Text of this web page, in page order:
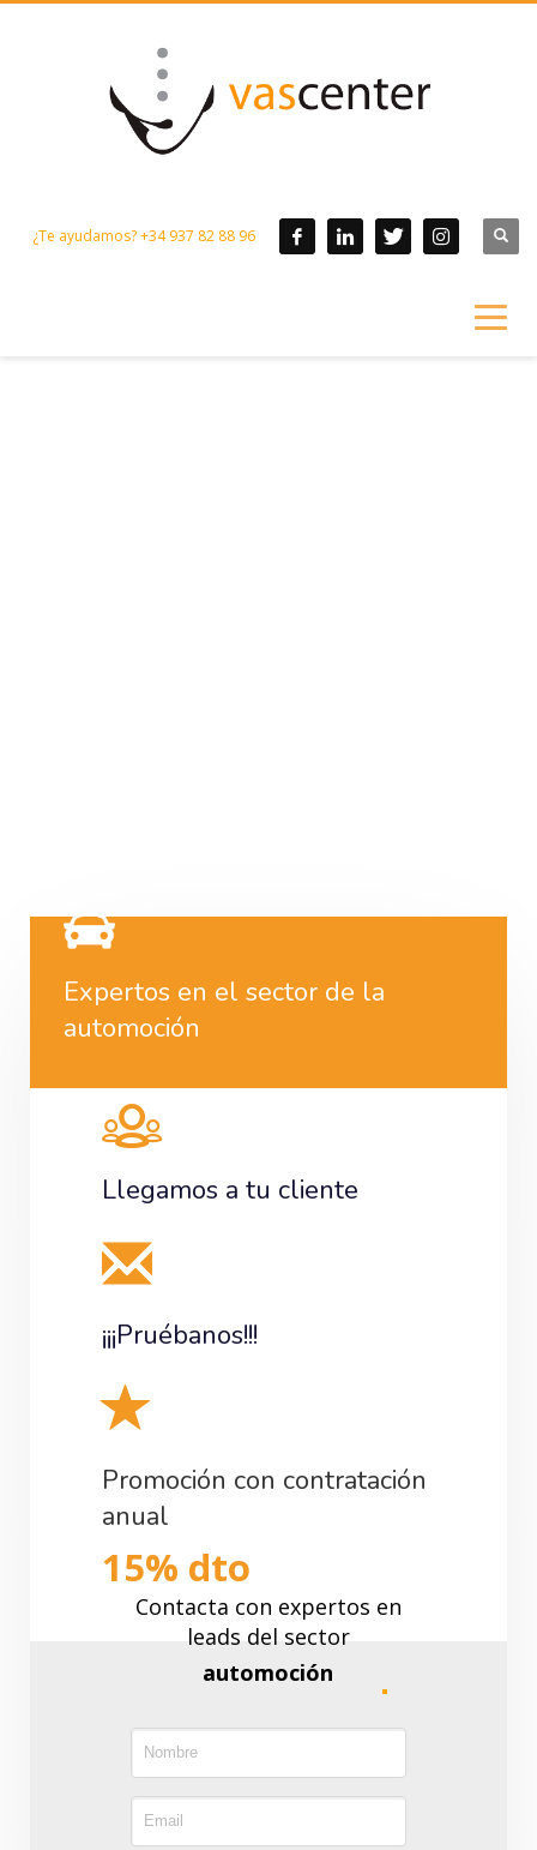
¿Te ayudamos? +34 937 82 88 96
Expertos en el sector de la
automoción
Llegamos a tu cliente
¡¡¡Pruébanos!!!
Promoción con contratación
anual
15% dto
Contacta con expertos en
leads del sector
automoción